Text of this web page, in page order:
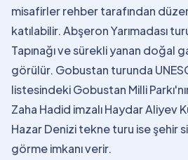
misafirler rehber tarafından
katılabilir. Abşeron Yarımadası
Tapınağı ve sürekli yanan doğal
görülür. Gobustan turunda
listesindeki Gobustan Milli
Zaha Hadid imzalı Haydar Aliyev
Hazar Denizi tekne turu ise şehir
görme imkanı verir.